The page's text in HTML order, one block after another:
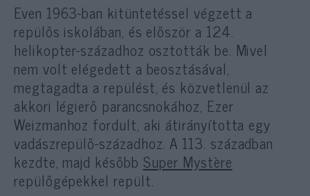
Even 1963-ban kitüntetéssel végzett a
repülős iskolában, és először a 124.
helikopter-századhoz osztották be. Mivel
nem volt elégedett a beosztásával,
megtagadta a repülést, és közvetlenül az
akkori légierő parancsnokához, Ezer
Weizmanhoz fordult, aki átirányította egy
vadászrepülő-századhoz. A 113. században
kezdte, majd később Super Mystère
repülőgépekkel repült.